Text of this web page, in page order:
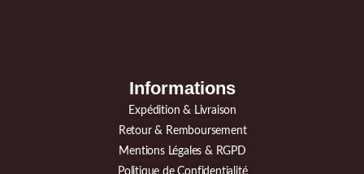
Informations
Expédition & Livraison
Retour & Remboursement
Mentions Légales & RGPD
Politique de Confidentialité